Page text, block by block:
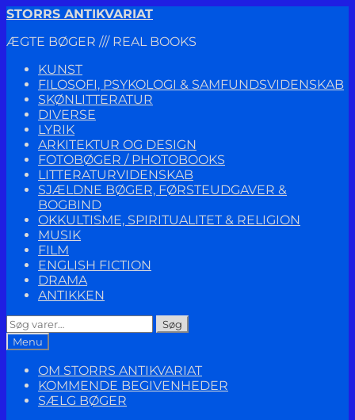
Spring
navigation
Spring
indhold
STORRS ANTIKVARIAT
ÆGTE BØGER /// REAL BOOKS
KUNST
FILOSOFI, PSYKOLOGI & SAMFUNDSVIDENSKAB
SKØNLITTERATUR
DIVERSE
LYRIK
ARKITEKTUR OG DESIGN
FOTOBØGER / PHOTOBOOKS
LITTERATURVIDENSKAB
SJÆLDNE BØGER, FØRSTEUDGAVER &
BOGBIND
OKKULTISME, SPIRITUALITET & RELIGION
MUSIK
FILM
ENGLISH FICTION
DRAMA
ANTIKKEN
Søg
efter:
Søg
Menu
OM STORRS ANTIKVARIAT
KOMMENDE BEGIVENHEDER
SÆLG BØGER